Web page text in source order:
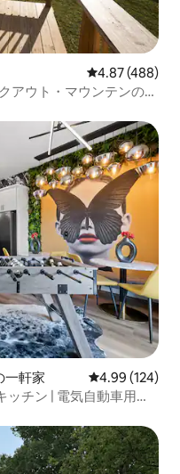
レビュー488
4.87 (488)
アウト・マウンテンの夕
一軒家 レビュー124
4.99 (124)
チン | 電気自動車用充